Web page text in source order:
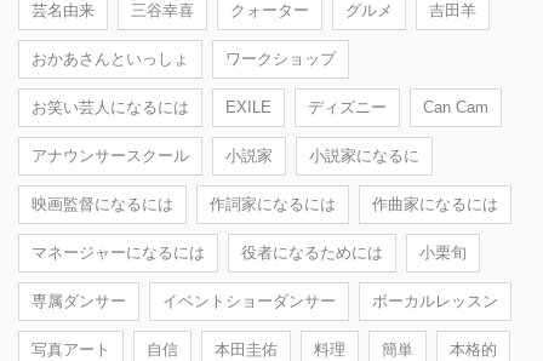
芸名由来 三谷幸喜 クォーター グルメ 吉田羊
おかあさんといっしょ ワークショップ
お笑い芸人になるには EXILE ディズニー Can Cam
アナウンサースクール 小説家 小説家になるに
映画監督になるには 作詞家になるには 作曲家になるには
マネージャーになるには 役者になるためには 小栗旬
専属ダンサー イベントショーダンサー ボーカルレッスン
写真アート 自信 本田圭佑 料理 簡単 本格的